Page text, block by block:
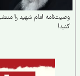
امام شهید را منتشر